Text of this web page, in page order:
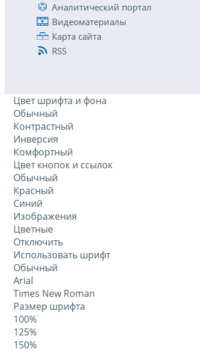
Аналитический портал
Видеоматериалы
Карта сайта
RSS
Цвет шрифта и фона
Обычный
Контрастный
Инверсия
Комфортный
Цвет кнопок и ссылок
Обычный
Красный
Синий
Изображения
Цветные
Отключить
Использовать шрифт
Обычный
Arial
Times New Roman
Размер шрифта
100%
125%
150%